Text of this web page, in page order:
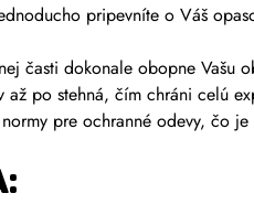
pripevníte o Váš
časti dokonale obopne Vašu
až po stehná, čím chráni celú
pre ochranné odevy, čo